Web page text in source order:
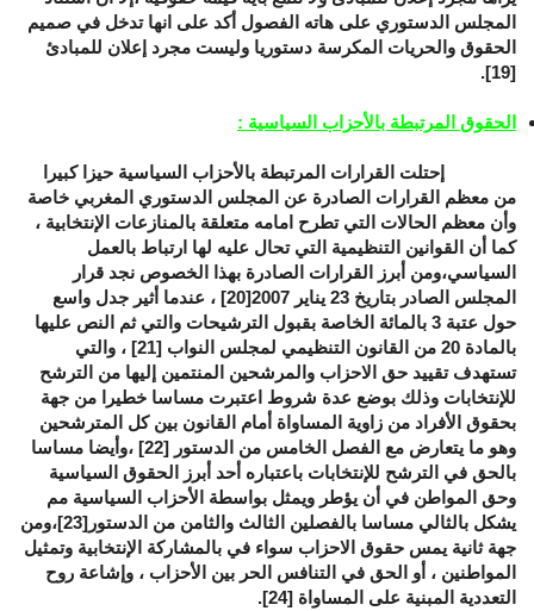
المجلس الدستوري على هاته الفصول أكد على انها تدخل في صميم
الحقوق والحريات المكرسة دستوريا وليست مجرد إعلان للمبادئ
[19]
.
الحقوق المرتبطة بالأحزاب السياسية :
إحتلت القرارات المرتبطة بالأحزاب السياسية حيزا كبيرا
من معظم القرارات الصادرة عن المجلس الدستوري المغربي خاصة
وأن معظم الحالات التي تطرح امامه متعلقة بالمنازعات الإنتخابية ،
كما أن القوانين التنظيمية التي تحال عليه لها ارتباط بالعمل
السياسي،ومن أبرز القرارات الصادرة بهذا الخصوص نجد قرار
المجلس الصادر بتاريخ 23 يناير 2007
[20] ، عندما أثير جدل واسع
حول عتبة 3 بالمائة الخاصة بقبول الترشيحات والتي ثم النص عليها
بالمادة 20 من القانون التنظيمي لمجلس النواب
[21] ، والتي
تستهدف تقييد حق الاحزاب والمرشحين المنتمين إليها من الترشح
للإنتخابات وذلك بوضع عدة شروط اعتبرت مساسا خطيرا من جهة
بحقوق الأفراد من زاوية المساواة أمام القانون بين كل المترشحين
وهو ما يتعارض مع الفصل الخامس من الدستور [22] ،وأيضا مساسا
بالحق في الترشح للإنتخابات باعتباره أحد أبرز الحقوق السياسية
وحق المواطن في أن يؤطر ويمثل بواسطة الأحزاب السياسية مم
يشكل بالثالي مساسا بالفصلين الثالث والثامن من الدستور [23]،ومن
جهة ثانية يمس حقوق الاحزاب سواء في بالمشاركة الإنتخابية وتمثيل
المواطنين ، أو الحق في التنافس الحر بين الأحزاب ، وإشاعة روح
التعددية المبنية على المساواة [24]
.